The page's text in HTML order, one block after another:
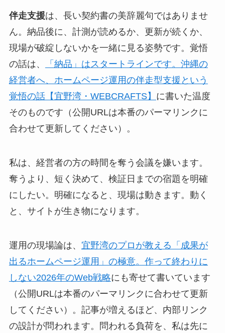
伴走支援は、長い契約書の美辞麗句ではありませ
ん。納品後に、計測が読めるか、更新が続くか、
現場が破綻しないかを一緒に見る姿勢です。覚悟
の話は、
「納品」はスタートラインです。沖縄の
経営者へ、ホームページ運用の伴走型支援という
覚悟の話【宜野湾・WEBCRAFTS】 に書いた温度
そのものです（公開URLは本番のパーマリンクに
合わせて更新してください）。
私は、経営者の方の時間を奪う会議を嫌います。
奪うより、短く決めて、検証日までの宿題を明確
にしたい。明確になると、現場は動きます。動く
と、サイトが生き物になります。
運用の現場論は、 宜野湾のプロが教える「成果が
出るホームページ運用」の極意。作って終わりに
しない2026年のWeb戦略にも寄せて書いています
（公開URLは本番のパーマリンクに合わせて更新
してください）。記事が増えるほど、内部リンク
の設計が問われます。問われる負荷を、私は先に